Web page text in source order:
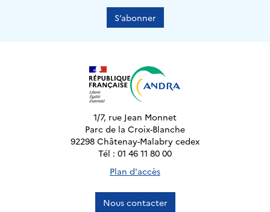
S’abonner
1/7, rue Jean Monnet
Parc de la Croix-Blanche
92298 Châtenay-Malabry cedex
Tél : 01 46 11 80 00
Plan d'accès
Nous contacter